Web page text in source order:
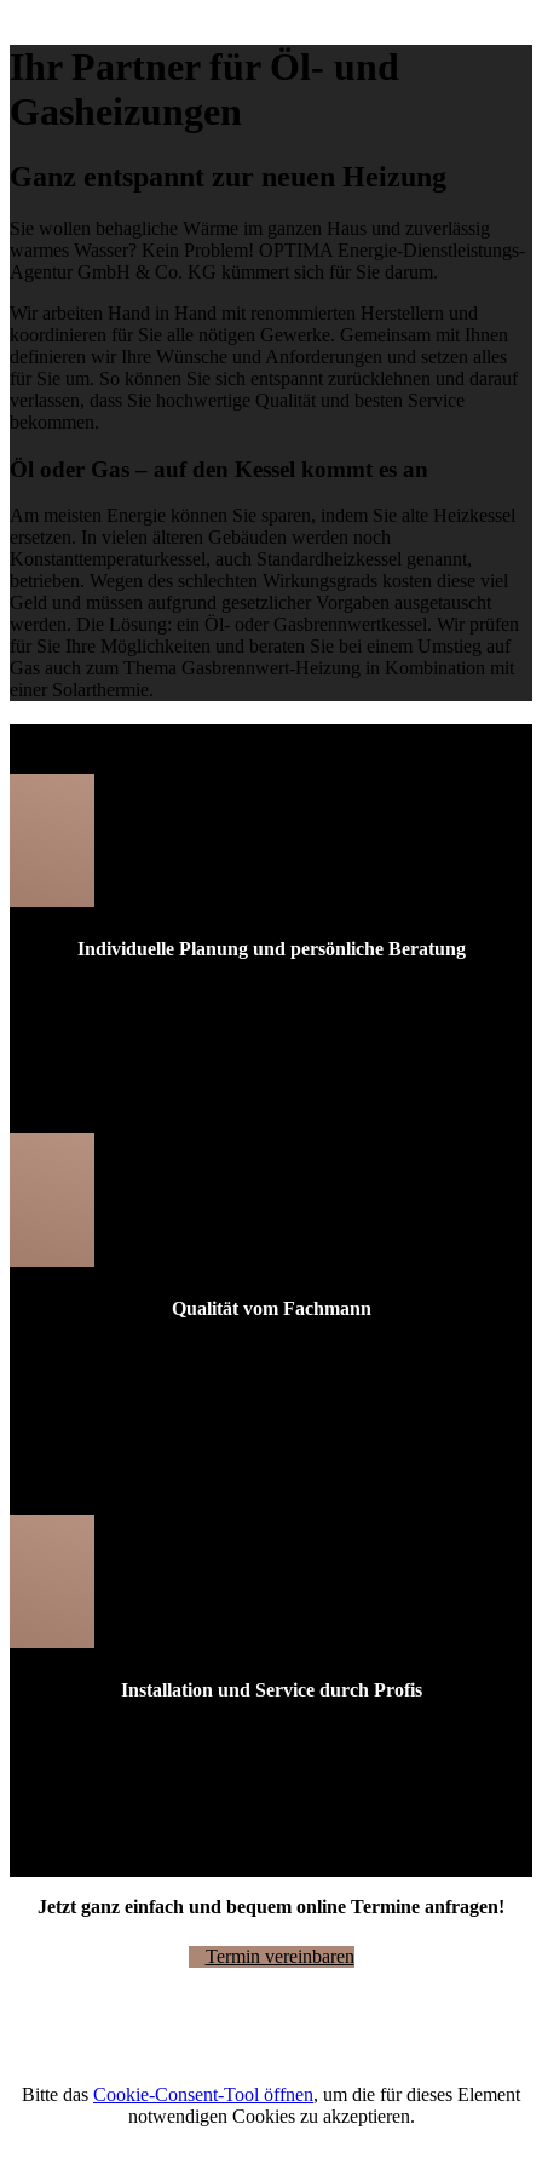
Ihr Partner für Öl- und
Gasheizungen
Ganz entspannt zur neuen Heizung
Sie wollen behagliche Wärme im ganzen Haus und zuverlässig
warmes Wasser? Kein Problem! OPTIMA Energie-Dienstleistungs-
Agentur GmbH & Co. KG kümmert sich für Sie darum.
Wir arbeiten Hand in Hand mit renommierten Herstellern und
koordinieren für Sie alle nötigen Gewerke. Gemeinsam mit Ihnen
definieren wir Ihre Wünsche und Anforderungen und setzen alles
für Sie um. So können Sie sich entspannt zurücklehnen und darauf
verlassen, dass Sie hochwertige Qualität und besten Service
bekommen.
Öl oder Gas – auf den Kessel kommt es an
Am meisten Energie können Sie sparen, indem Sie alte Heizkessel
ersetzen. In vielen älteren Gebäuden werden noch
Konstanttemperaturkessel, auch Standardheizkessel genannt,
betrieben. Wegen des schlechten Wirkungsgrads kosten diese viel
Geld und müssen aufgrund gesetzlicher Vorgaben ausgetauscht
werden. Die Lösung: ein Öl- oder Gasbrennwertkessel. Wir prüfen
für Sie Ihre Möglichkeiten und beraten Sie bei einem Umstieg auf
Gas auch zum Thema Gasbrennwert-Heizung in Kombination mit
einer Solarthermie.
Individuelle Planung und persönliche Beratung
Qualität vom Fachmann
Installation und Service durch Profis
Jetzt ganz einfach und bequem online Termine anfragen!
Termin vereinbaren
Bitte das Cookie-Consent-Tool öffnen, um die für dieses Element
notwendigen Cookies zu akzeptieren.